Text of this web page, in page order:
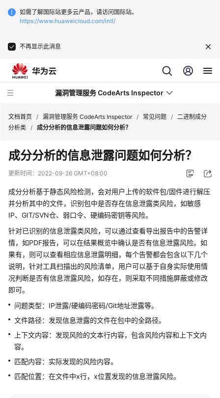
如需了解国际站更多云产品，请访问国际站。
https://www.huaweicloud.com/intl/
不再显示此消息
漏洞管理服务 CodeArts Inspector
最
新
动
服
务
告
产
品
介
绍
费
说
明
快
速
文档首页 / 漏洞管理服务 CodeArts Inspector / 常见问题 / 二进制成分
分析类 / 成分分析的信息泄露问题如何分析？
成分分析的信息泄露问题如何分析？
更新时间： 2022-09-26 GMT+08:00
成分分析基于静态风险检测，会对用户上传的软件包/固件进行解压
并分析其中的文件，识别包中是否存在信息泄露类风险，如敏感
IP、GIT/SVN仓、弱口令、硬编码密钥等风险。
针对已识别的信息泄露类风险，可以通过查看导出报告中的告警详
情，如PDF报告，可以在结果概览中确认是否有信息泄露风险。如
果有，则可以查看相应信息泄露明细，每个告警都会包含以下几个
说明，针对工具扫描出的风险清单，用户可以基于自身实际使用情
况判断是否有信息泄露风险，如存在，则采取不同措施屏蔽或修改
即可。
问题类型：IP泄露/硬编码密码/Git地址泄露等。
文件路径：发现信息泄露的文件在包中的全路径。
上下文内容：发现风险的文本行内容，包含风险内容和上下文内
容。
匹配内容：实际发现的风险内容。
匹配位置：在文件中x行，x位置发现的信息泄露风险。